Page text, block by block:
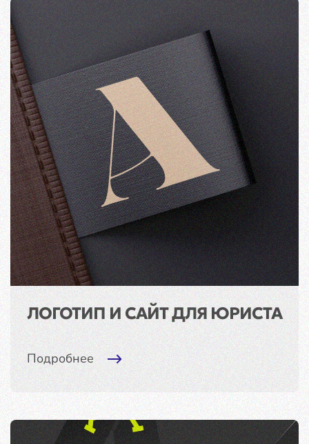
ЛОГОТИП И САЙТ ДЛЯ ЮРИСТА
Подробнее